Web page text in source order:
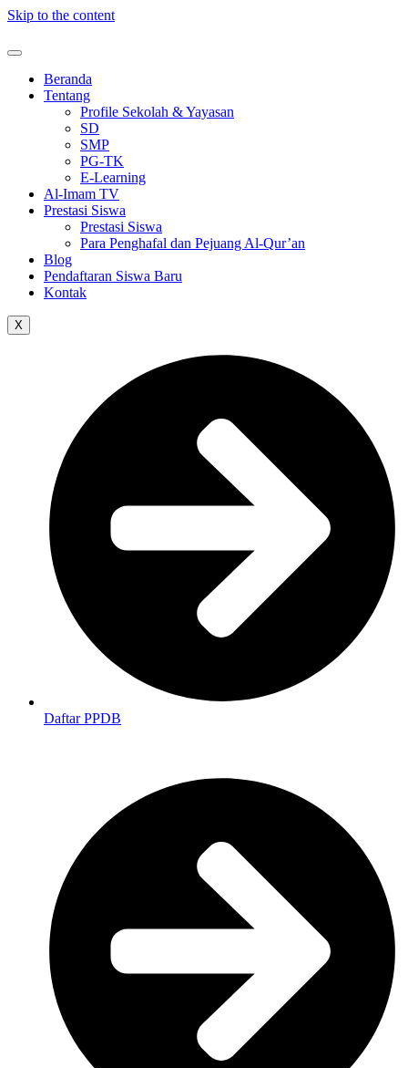
Skip to the content
Beranda
Tentang
Profile Sekolah & Yayasan
SD
SMP
PG-TK
E-Learning
Al-Imam TV
Prestasi Siswa
Prestasi Siswa
Para Penghafal dan Pejuang Al-Qur’an
Blog
Pendaftaran Siswa Baru
Kontak
X
Daftar PPDB